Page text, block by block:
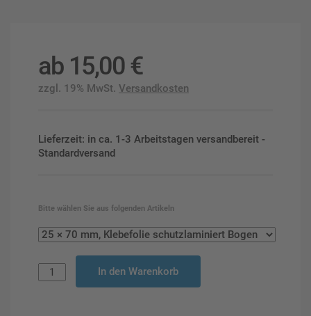
ab 15,00 €
zzgl. 19% MwSt. Versandkosten
Lieferzeit: in ca. 1-3 Arbeitstagen versandbereit -
Standardversand
Bitte wählen Sie aus folgenden Artikeln
In den Warenkorb